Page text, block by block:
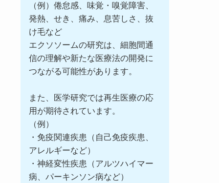
（例）倦怠感、味覚・嗅覚障害、
発熱、せき、痛み、息苦しさ、抜
け毛など
エクソソームの研究は、細胞間通
信の理解や新たな医療法の開発に
つながる可能性があります。
また、医学研究では再生医療の応
用が期待されています。
（例）
・免疫関連疾患（自己免疫疾患、
アレルギーなど）
・神経変性疾患（アルツハイマー
病、パーキンソン病など）